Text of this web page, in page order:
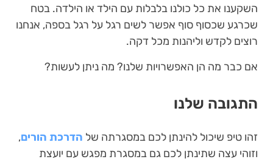
השקענו את כל כולנו בלבלות עם הילד או הילדה. בטח
שכרגע שכסוף סוף אפשר לשים רגל על רגל בספה, אנחנו
רוצים לקדש וליהנות מכל דקה.
אם כבר מה הן האפשרויות שלנו? מה ניתן לעשות?
התגובה שלנו
זהו טיפ שיכול להינתן לכם במסגרתה של הדרכת הורים,
וזוהי עצה שתינתן לכם גם במסגרת מפגש עם יועצת